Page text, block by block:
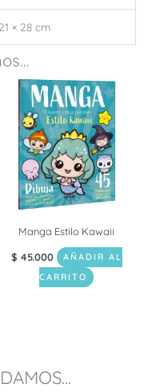
21 × 28 cm
Manga Estilo Kawaii
$ 45.000
AÑADIR AL
CARRITO